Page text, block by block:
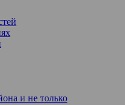
и не только